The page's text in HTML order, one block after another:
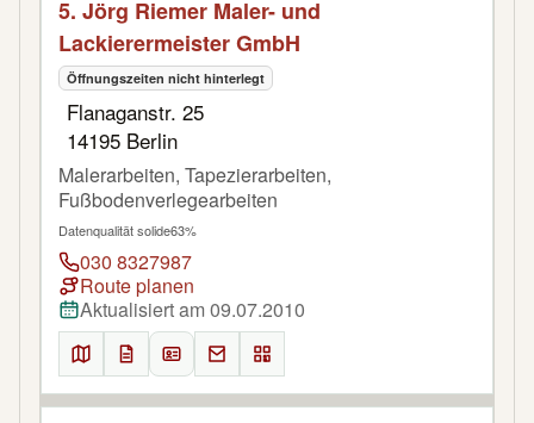
5. Jörg Riemer Maler- und
Lackierermeister GmbH
Öffnungszeiten nicht hinterlegt
Flanaganstr. 25
14195 Berlin
Malerarbeiten, Tapezierarbeiten,
Fußbodenverlegearbeiten
Datenqualität solide63%
030 8327987
Route planen
Aktualisiert am 09.07.2010